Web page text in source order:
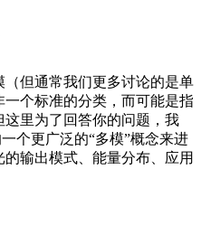
但通常我们更多讨论的是单
个标准的分类，而可能是指
这里为了回答你的问题，我
个更广泛的“多模”概念来进
输出模式、能量分布、应用